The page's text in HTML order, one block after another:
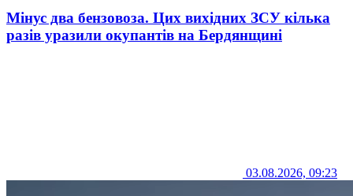
Мінус два бензовоза. Цих вихідних ЗСУ кілька
разів уразили окупантів на Бердянщині
03.08.2026, 09:23